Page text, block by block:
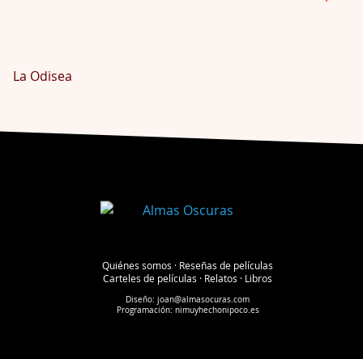
La Odisea
Quiénes somos · Reseñas de películas
Carteles de películas · Relatos · Libros
Diseño:joan@almasocuras.com
Programación: nimuyhechonipoco.es